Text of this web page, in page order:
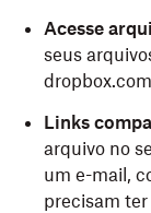
Acesse
seus
Links
arquivo no
um e-mail,
precisam